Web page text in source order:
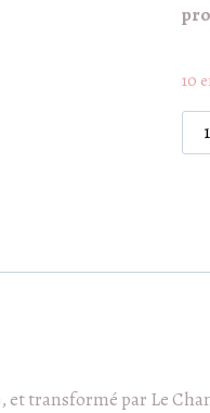
10
de
transformé par Le